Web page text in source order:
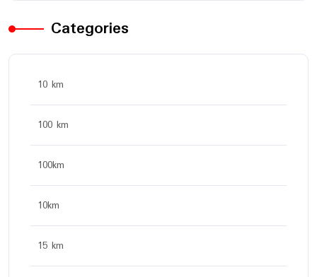
Categories
10 km
100 km
100km
10km
15 km